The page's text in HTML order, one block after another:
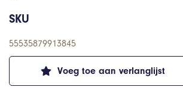
Voeg toe aan verlanglijst
SKU
55535879913845